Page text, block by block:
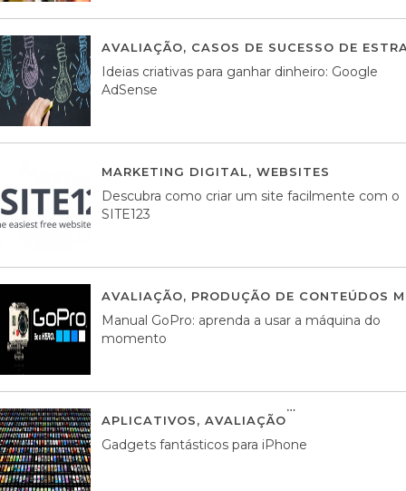
AVALIAÇÃO, CASOS DE SUCESSO DE
Ideias criativas para ganhar dinheiro: Google
AdSense
MARKETING DIGITAL, WEBSITES
Descubra como criar um site facilmente com o
SITE123
AVALIAÇÃO, PRODUÇÃO DE CONTEÚDOS
Manual GoPro: aprenda a usar a máquina do
momento
APLICATIVOS, AVALIAÇÃO
Gadgets fantásticos para iPhone